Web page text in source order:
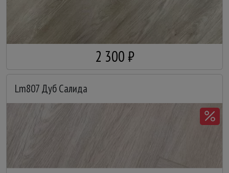
2 300 ₽
Lm807 Дуб Салида